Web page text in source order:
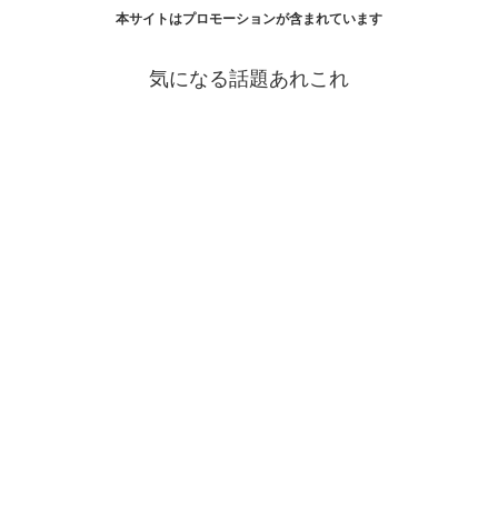
本サイトはプロモーションが含まれています
気になる話題あれこれ